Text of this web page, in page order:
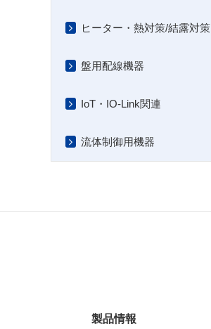
ヒーター・熱対策/結露対策
盤用配線機器
IoT・IO-Link関連
流体制御用機器
製品情報